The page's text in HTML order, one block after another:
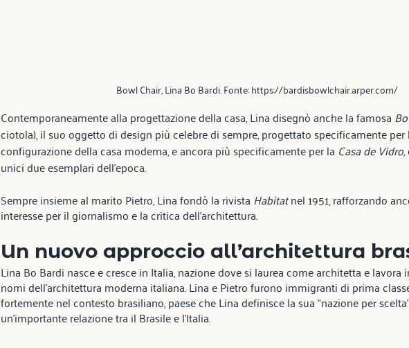
Bowl Chair, Lina Bo Bardi. Fonte: https://bardisbowlchair.arper.com/
Contemporaneamente alla progettazione della casa, Lina disegnò anche la famosa
ciotola), il suo oggetto di design più celebre di sempre, progettato specificamente per
configurazione della casa moderna, e ancora più specificamente per la Casa de Vidro,
unici due esemplari dell’epoca.
Sempre insieme al marito Pietro, Lina fondò la rivista Habitat nel 1951, rafforzando
interesse per il giornalismo e la critica dell’architettura.
Un nuovo approccio all’architettura
Lina Bo Bardi nasce e cresce in Italia, nazione dove si laurea come architetta e lavora
nomi dell’architettura moderna italiana. Lina e Pietro furono immigranti di prima
fortemente nel contesto brasiliano, paese che Lina definisce la sua “nazione per
un’importante relazione tra il Brasile e l'Italia.